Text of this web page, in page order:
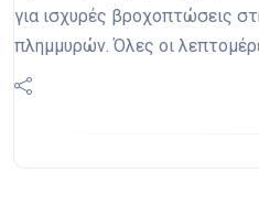
για ισχυρές βροχοπτώσεις
πλημμυρών. Όλες οι
ημέρες.